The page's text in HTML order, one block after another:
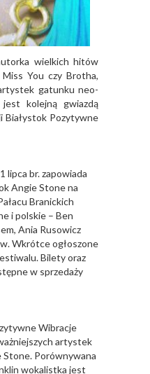
wielkich hitów
You czy Brotha,
gatunku neo-
kolejną gwiazdą
Białystok Pozytywne
lipca br. zapowiada
Angie Stone na
Branickich
i polskie – Ben
Ania Rusowicz
Wkrótce ogłoszone
Bilety oraz
w sprzedaży
Wibracje
artystek
Porównywana
wokalistka jest